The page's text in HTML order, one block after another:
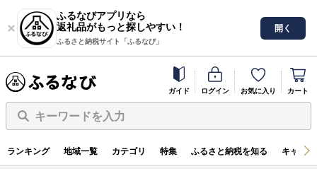
ふるなびアプリなら
返礼品がもっと探しやすい！
ふるさと納税サイト「ふるなび」
開く
ガイド ログイン お気に入り カート
キーワードを入力
ランキング 地域一覧 カテゴリ 特集 ふるさと納税を知る キャン